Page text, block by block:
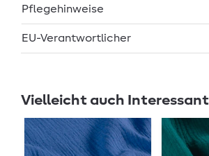
Pflegehinweise
EU-Verantwortlicher
Vielleicht auch Interessant